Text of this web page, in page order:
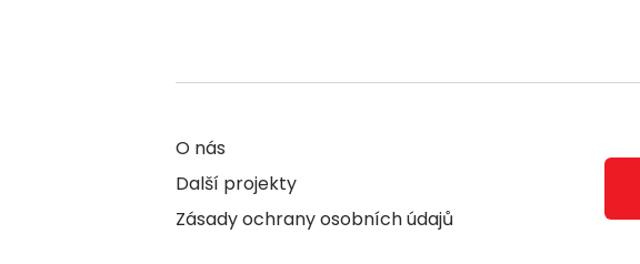
O nás
Další projekty
Zásady ochrany osobních údajů